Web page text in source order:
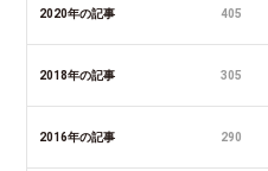
2020年の記事 405
2018年の記事 305
2016年の記事 290